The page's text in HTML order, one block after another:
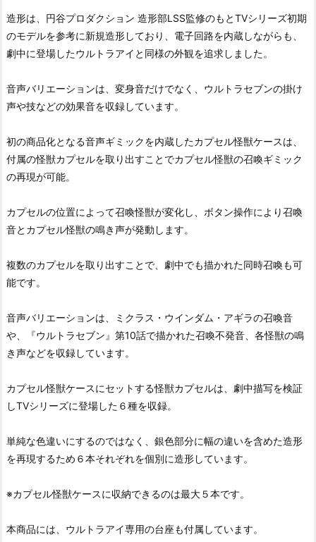
造形は、円谷プロダクション 造形部LSS監修のもとTVシリーズ初期
のモデルを参考に新規造形しており、電子回路を内蔵しながらも、
劇中に登場したウルトラアイと同様の外観を追求しました。
音声バリエーションは、変身音だけでなく、ウルトラセブンの掛け
声や技などの効果音を収録しています。
初の商品化となる音声ギミックを内蔵したカプセル怪獣ケースは、
付属の怪獣カプセルを取り出すことでカプセル怪獣の召喚ギミック
の再現が可能。
カプセルの位置によって召喚怪獣が変化し、ボタン操作により召喚
音とカプセル怪獣の鳴き声が発動します。
複数のカプセルを取り出すことで、劇中でも描かれた同時召喚も可
能です。
音声バリエーションは、ミクラス・ウインダム・アギラの召喚音
や、『ウルトラセブン』第10話で描かれた召喚不発音、各怪獣の鳴
き声などを収録しています。
カプセル怪獣ケースにセットする怪獣カプセルは、劇中描写を検証
しTVシリーズに登場した６種を収録。
単純な色違いにするのではなく、銀色部分に幅の違いを含めた造形
を再現するため６本それぞれを個別に造形しています。
※カプセル怪獣ケースに収納できるのは最大５本です。
本商品には、ウルトラアイ専用の台座も付属しています。